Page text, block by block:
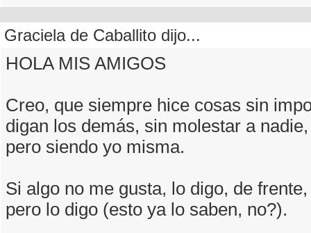
Graciela de Caballito dijo...
HOLA MIS AMIGOS
Creo, que siempre hice cosas sin
digan los demás, sin molestar a
pero siendo yo misma.
Si algo no me gusta, lo digo, de
pero lo digo (esto ya lo saben, no?).